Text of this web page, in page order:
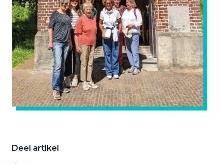
Deel artikel